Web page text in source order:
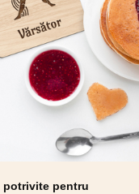
potrivite pentru